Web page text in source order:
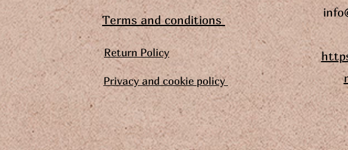
Terms and conditions
Return Policy
Privacy and cookie policy